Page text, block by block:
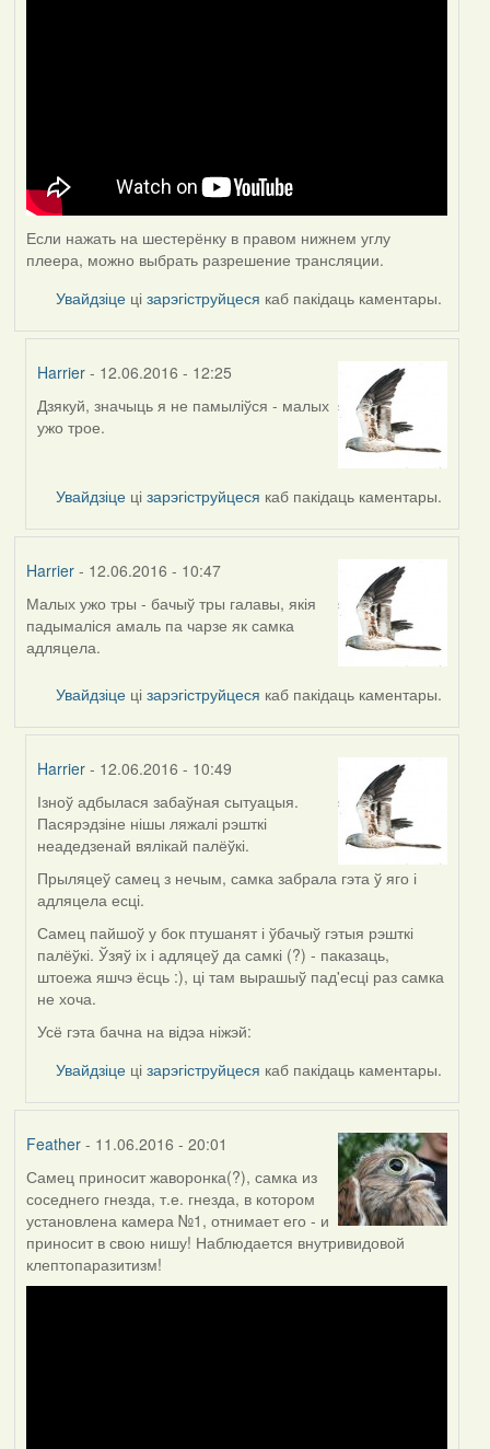
Если нажать на шестерёнку в правом нижнем углу
плеера, можно выбрать разрешение трансляции.
Увайдзіце цізарэгіструйцеся каб пакідаць каментары.
Harrier - 12.06.2016 - 12:25
In
reply
Feather
Дзякуй, значыць я не памыліўся - малых
ужо трое.
Увайдзіце цізарэгіструйцеся каб пакідаць каментары.
Harrier- 12.06.2016 - 10:47
Малых ужо тры - бачыў тры галавы, якія
падымаліся амаль па чарзе як самка
адляцела.
Увайдзіце цізарэгіструйцеся каб пакідаць каментары.
Harrier - 12.06.2016 - 10:49
In
reply
to
by
Harrier
Ізноў адбылася забаўная сытуацыя.
Пасярэдзіне нішы ляжалі рэшткі
неадедзенай вялікай палёўкі.
Прыляцеў самец з нечым, самка забрала гэта ў яго і
адляцела есці.
Самец пайшоў у бок птушанят і ўбачыў гэтыя рэшткі
палёўкі. Ўзяў іх і адляцеў да самкі (?) - паказаць,
штоежа яшчэ ёсць :), ці там вырашыў пад'есці раз самка
не хоча.
Усё гэта бачна на відэа ніжэй:
Увайдзіце цізарэгіструйцеся каб пакідаць каментары.
Feather- 11.06.2016 - 20:01
Самец приносит жаворонка(?), самка из
соседнего гнезда, т.е. гнезда, в котором
установлена камера №1, отнимает его - и
приносит в свою нишу! Наблюдается внутривидовой
клептопаразитизм!